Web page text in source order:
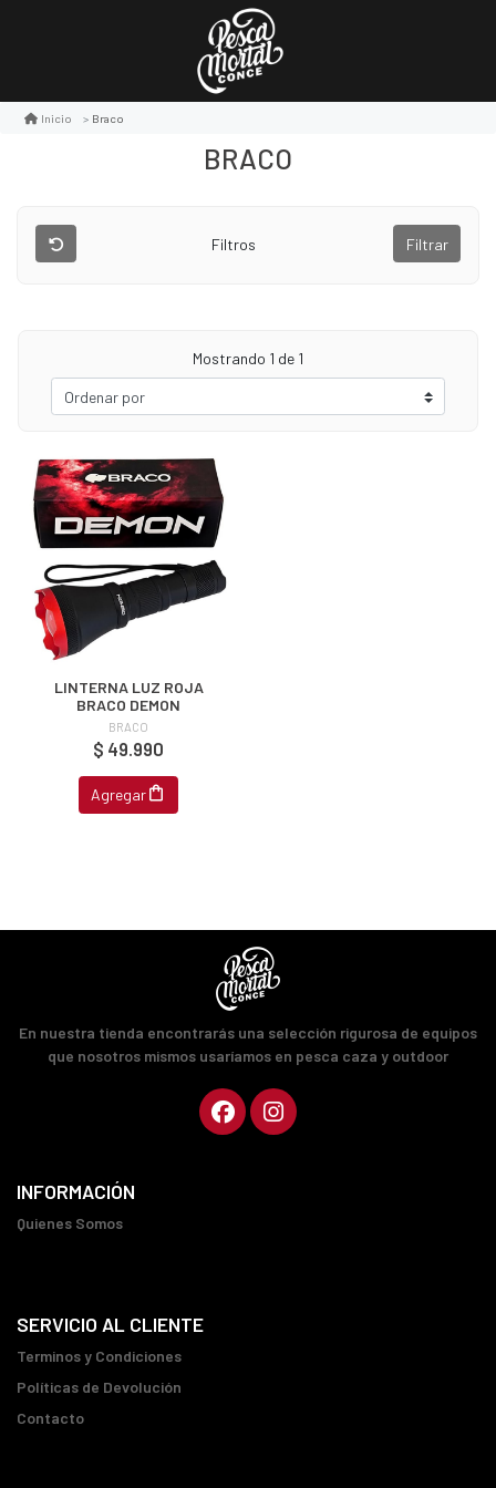
Inicio Braco
BRACO
Filtros Filtrar
Mostrando 1 de 1
LINTERNA LUZ ROJA
BRACO DEMON
BRACO
$ 49.990
Agregar
En nuestra tienda encontrarás una selección rigurosa de equipos
que nosotros mismos usaríamos en pesca caza y outdoor
INFORMACIÓN
Quienes Somos
SERVICIO AL CLIENTE
Terminos y Condiciones
Políticas de Devolución
Contacto